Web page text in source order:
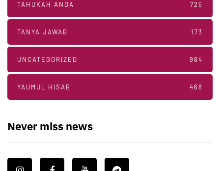
TAHUKAH ANDA 725
TANYA JAWAB 173
UNCATEGORIZED 984
YAUMUL HISAB 468
Never miss news